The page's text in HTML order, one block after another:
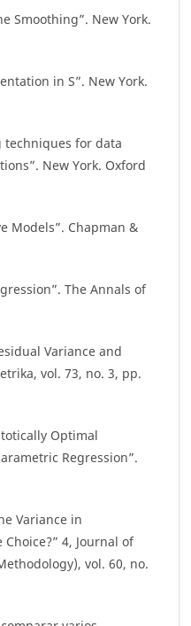
Smoothing”. New York.
in S”. New York.
techniques for data
New York. Oxford
Models”. Chapman &
The Annals of
Variance and
vol. 73, no. 3, pp.
Optimal
Regression”.
Variance in
4, Journal of
vol. 60, no.